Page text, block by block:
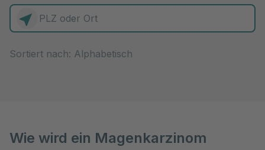
Wie wird ein Magenkarzinom